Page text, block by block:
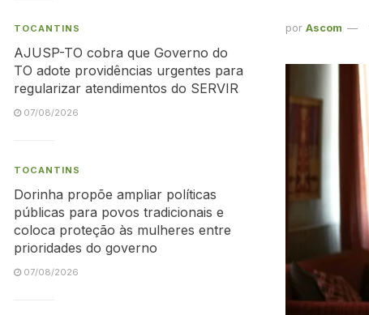
por Ascom
TOCANTINS
AJUSP-TO cobra que Governo do
TO adote providências urgentes para
regularizar atendimentos do SERVIR
07/08/2026
TOCANTINS
Dorinha propõe ampliar políticas
públicas para povos tradicionais e
coloca proteção às mulheres entre
prioridades do governo
07/08/2026